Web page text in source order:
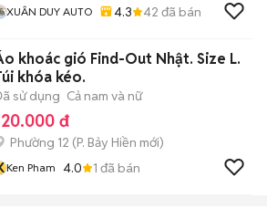
XUÂN DUY AUTO 4.3 42 đã bán
khoác gió Find-Out Nhật. Size L.
khóa kéo.
sử dụng Cả nam và nữ
đ
Phường 12 (P. Bảy Hiền mới)
Ken Pham 4.0 1 đã bán